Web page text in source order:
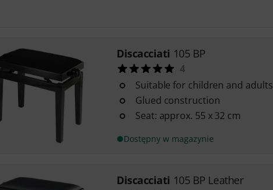
Discacciati 105 BP
4
Suitable for children and adults
Glued construction
Seat: approx. 55 x 32 cm
Dostępny w magazynie
Discacciati 105 BP Leather